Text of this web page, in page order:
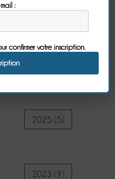
2025 (5)
2023 (9)
:
confirmer votre inscription.